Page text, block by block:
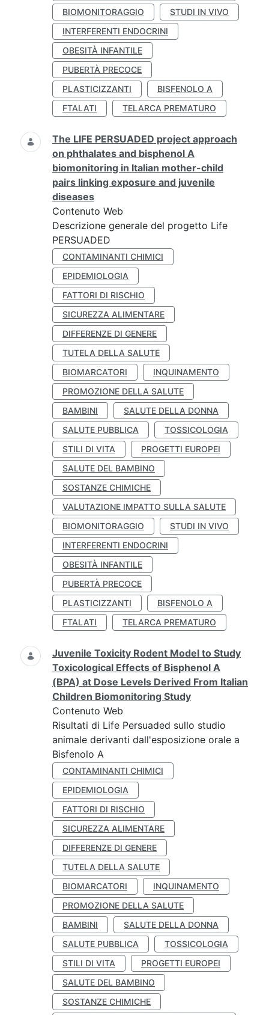
BIOMONITORAGGIO
STUDI IN VIVO
INTERFERENTI ENDOCRINI
OBESITÀ INFANTILE
PUBERTÀ PRECOCE
PLASTICIZZANTI
BISFENOLO A
FTALATI
TELARCA PREMATURO
The LIFE PERSUADED project approach
on phthalates and bisphenol A
biomonitoring in Italian mother-child
pairs linking exposure and juvenile
diseases
Contenuto Web
Descrizione generale del progetto Life
PERSUADED
CONTAMINANTI CHIMICI
EPIDEMIOLOGIA
FATTORI DI RISCHIO
SICUREZZA ALIMENTARE
DIFFERENZE DI GENERE
TUTELA DELLA SALUTE
BIOMARCATORI
INQUINAMENTO
PROMOZIONE DELLA SALUTE
BAMBINI
SALUTE DELLA DONNA
SALUTE PUBBLICA
TOSSICOLOGIA
STILI DI VITA
PROGETTI EUROPEI
SALUTE DEL BAMBINO
SOSTANZE CHIMICHE
VALUTAZIONE IMPATTO SULLA SALUTE
BIOMONITORAGGIO
STUDI IN VIVO
INTERFERENTI ENDOCRINI
OBESITÀ INFANTILE
PUBERTÀ PRECOCE
PLASTICIZZANTI
BISFENOLO A
FTALATI
TELARCA PREMATURO
Juvenile Toxicity Rodent Model to Study
Toxicological Effects of Bisphenol A
(BPA) at Dose Levels Derived From Italian
Children Biomonitoring Study
Contenuto Web
Risultati di Life Persuaded sullo studio
animale derivanti dall'esposizione orale a
Bisfenolo A
CONTAMINANTI CHIMICI
EPIDEMIOLOGIA
FATTORI DI RISCHIO
SICUREZZA ALIMENTARE
DIFFERENZE DI GENERE
TUTELA DELLA SALUTE
BIOMARCATORI
INQUINAMENTO
PROMOZIONE DELLA SALUTE
BAMBINI
SALUTE DELLA DONNA
SALUTE PUBBLICA
TOSSICOLOGIA
STILI DI VITA
PROGETTI EUROPEI
SALUTE DEL BAMBINO
SOSTANZE CHIMICHE